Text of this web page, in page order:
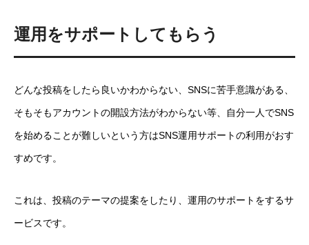
運用をサポートしてもらう
どんな投稿をしたら良いかわからない、SNSに苦手意識がある、
そもそもアカウントの開設方法がわからない等、自分一人でSNS
を始めることが難しいという方はSNS運用サポートの利用がおす
すめです。
これは、投稿のテーマの提案をしたり、運用のサポートをするサ
ービスです。